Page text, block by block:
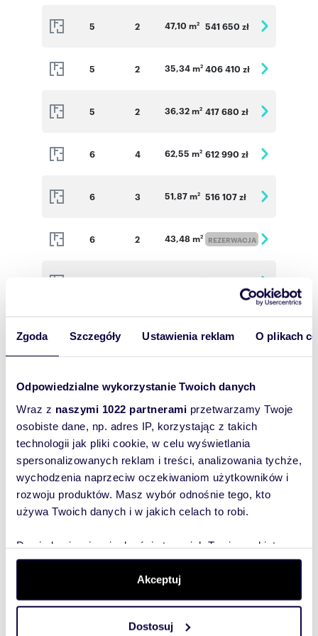
Zgoda Szczegóły Ustawienia reklam O plikach
Odpowiedzialne wykorzystanie Twoich danych
Wraz z naszymi 1022 partnerami przetwarzamy Twoje
osobiste dane, np. adres IP, korzystając z takich
technologii jak pliki cookie, w celu wyświetlania
spersonalizowanych reklam i treści, analizowania tychże,
wychodzenia naprzeciw oczekiwaniom użytkowników i
rozwoju produktów. Masz wybór odnośnie tego, kto
używa Twoich danych i w jakich celach to robi.
Dowiedz się więcej odnośnie tego, jak Twoje osobiste
dane są przetwarzane oraz ustaw własne preferencje w
. W Deklaracji plików cookie możesz
zmienić lub wycofać swoją zgodę w dowolnej chwili.
Wykorzystujemy pliki cookie do spersonalizowania treści
Akceptuj
Dostosuj
5 2 47,10 m2 541 650 zł
5 2 35,34 m2 406 410 zł
5 2 36,32 m2 417 680 zł
6 4 62,55 m2 612 990 zł
6 3 51,87 m2 516 107 zł
6 2 43,48 m2 REZERWACJA
44,46 m
6 3 63,11 m 2 618 478 zł
7 62,55 m
7 3 51,87 m 2 516 107 zł
2 44,46 m
3 60,18 m